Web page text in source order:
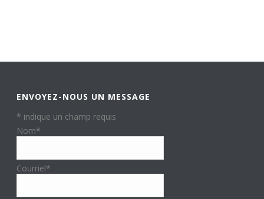
ENVOYEZ-NOUS UN MESSAGE
* indique un champ requis
Nom*
Courriel*